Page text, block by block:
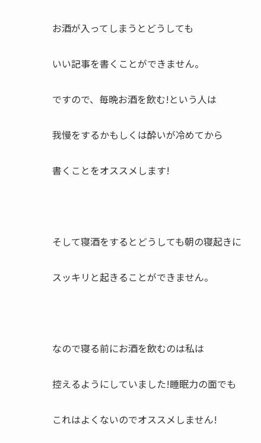
お酒が入ってしまうとどうしても
いい記事を書くことができません。
ですので、毎晩お酒を飲む!という人は
我慢をするかもしくは酔いが冷めてから
書くことをオススメします!
そして寝酒をするとどうしても朝の寝起きに
スッキリと起きることができません。
なので寝る前にお酒を飲むのは私は
控えるようにしていました!睡眠力の面でも
これはよくないのでオススメしません!